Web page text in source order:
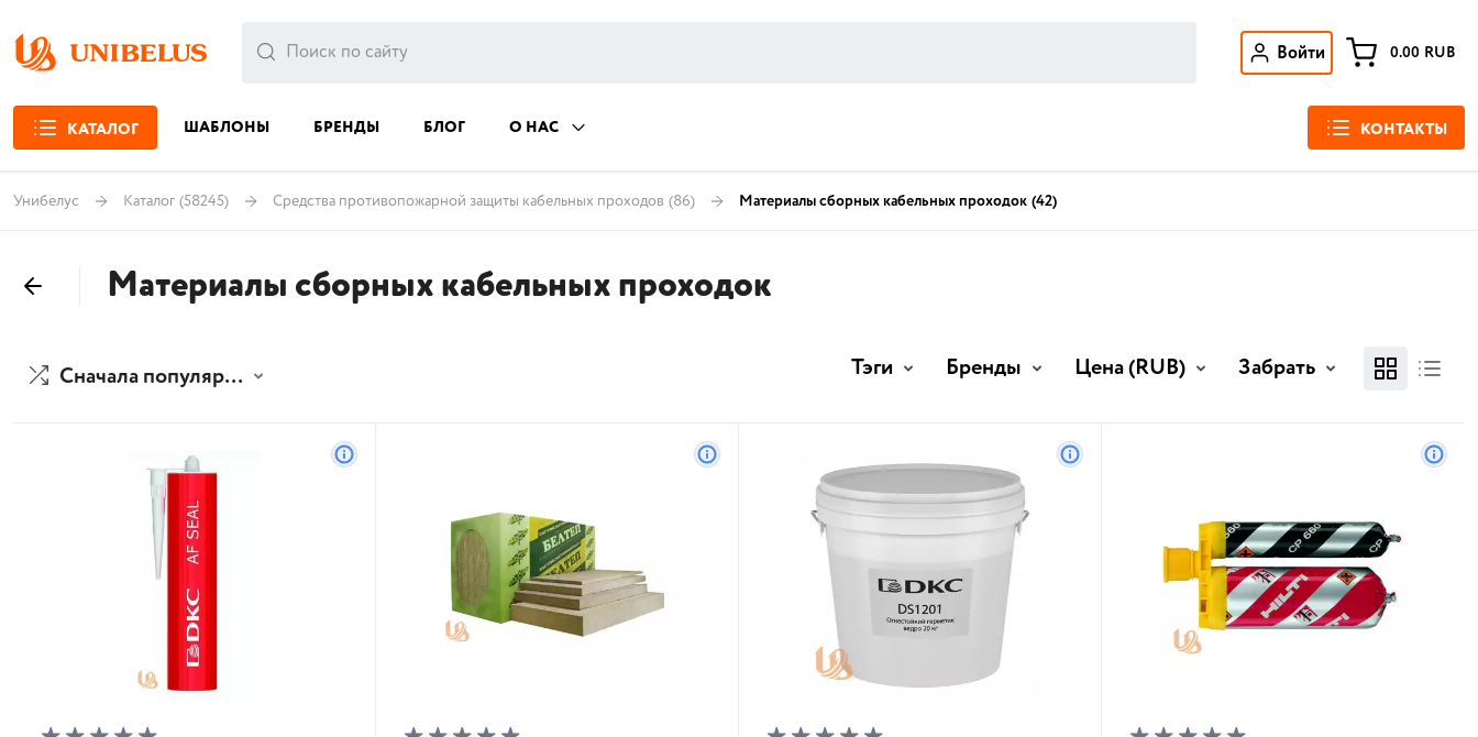
Войти 0.00 RUB
КАТАЛОГ ШАБЛОНЫ БРЕНДЫ БЛОГ О НАС КОНТАКТЫ
Унибелус Каталог (58245) Средства противопожарной защиты кабельных проходов (86) Материалы сборных кабельных проходок (42)
Материалы сборных кабельных проходок
Сначала популярные Тэги Бренды Цена(RUB) Забрать